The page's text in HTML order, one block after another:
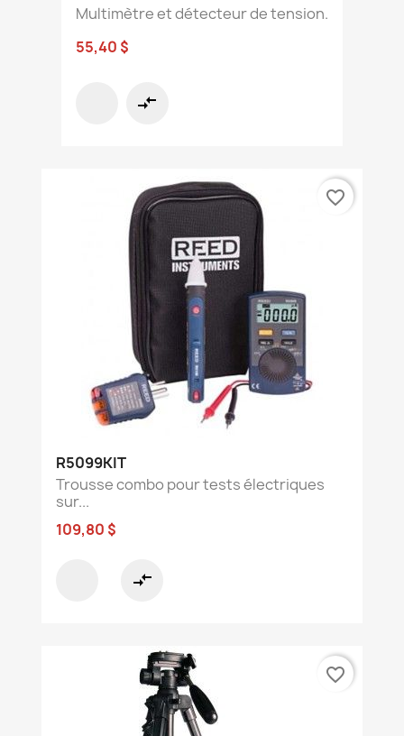
Multimètre et détecteur de tension.
55,40 $
compare_arrows
R5099KIT
Trousse combo pour tests électriques
sur...
109,80 $
compare_arrows
favorite_border
favorite_border